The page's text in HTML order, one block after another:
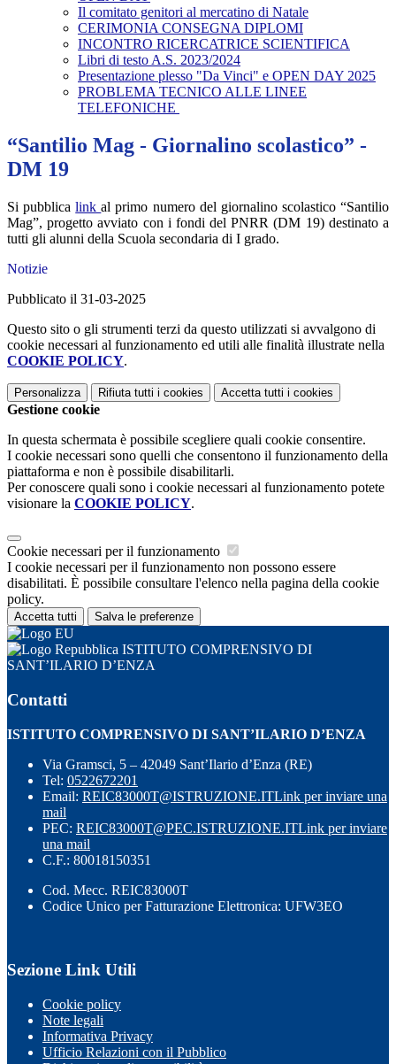
Il comitato genitori al mercatino di Natale
CERIMONIA CONSEGNA DIPLOMI
INCONTRO RICERCATRICE SCIENTIFICA
Libri di testo A.S. 2023/2024
Presentazione plesso "Da Vinci" e OPEN DAY 2025
PROBLEMA TECNICO ALLE LINEE
TELEFONICHE
“Santilio Mag - Giornalino scolastico” -
DM 19
Si pubblicalinkal primo numero del giornalino scolastico “Santilio
Mag”, progetto avviato con i fondi del PNRR (DM 19) destinato a
tutti gli alunni della Scuola secondaria di I grado.
Notizie
Pubblicato il 31-03-2025
Questo sito o gli strumenti terzi da questo utilizzati si avvalgono di
cookie necessari al funzionamento ed utili alle finalità illustrate nella
COOKIE POLICY.
Personalizza Rifiuta tutti i cookies Accetta tutti i cookies
Gestione cookie
In questa schermata è possibile scegliere quali cookie consentire.
I cookie necessari sono quelli che consentono il funzionamento della
piattaforma e non è possibile disabilitarli.
Per conoscere quali sono i cookie necessari al funzionamento potete
visionare la COOKIE POLICY.
Cookie necessari per il funzionamento
I cookie necessari per il funzionamento non possono essere
disabilitati. È possibile consultare l'elenco nella pagina della cookie
policy.
Accetta tutti Salva le preferenze
ISTITUTO COMPRENSIVO DI
SANT’ILARIO D’ENZA
Contatti
ISTITUTO COMPRENSIVO DI SANT’ILARIO D’ENZA
Via Gramsci, 5 – 42049 Sant’Ilario d’Enza (RE)
Tel: 0522672201
Email: REIC83000T@ISTRUZIONE.ITLink per inviare una
mail
PEC: REIC83000T@PEC.ISTRUZIONE.ITLink per inviare
una mail
C.F.: 80018150351
Cod. Mecc. REIC83000T
Codice Unico per Fatturazione Elettronica: UFW3EO
Sezione Link Utili
Cookie policy
Note legali
Informativa Privacy
Ufficio Relazioni con il Pubblico